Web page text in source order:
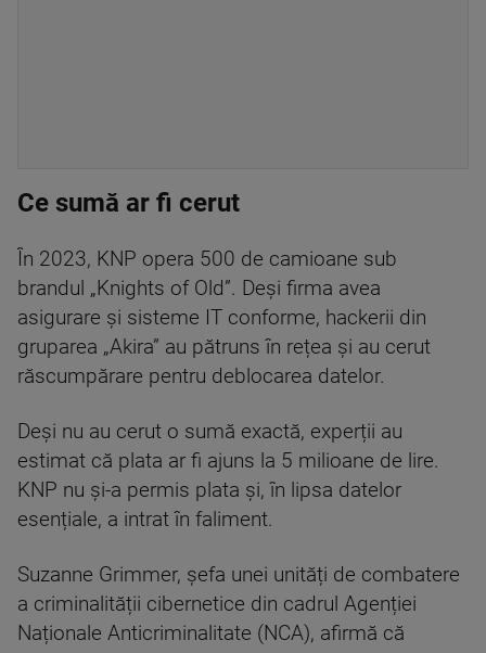
Ce sumă ar fi cerut
În 2023, KNP opera 500 de camioane sub
brandul „Knights of Old”. Deși firma avea
asigurare și sisteme IT conforme, hackerii din
gruparea „Akira” au pătruns în rețea și au cerut
răscumpărare pentru deblocarea datelor.
Deși nu au cerut o sumă exactă, experții au
estimat că plata ar fi ajuns la 5 milioane de lire.
KNP nu și-a permis plata și, în lipsa datelor
esențiale, a intrat în faliment.
Suzanne Grimmer, șefa unei unități de combatere
a criminalității cibernetice din cadrul Agenției
Naționale Anticriminalitate (NCA), afirmă că